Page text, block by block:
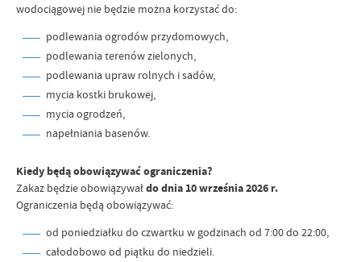
wodociągowej nie będzie można korzystać do:
podlewania ogrodów przydomowych,
podlewania terenów zielonych,
podlewania upraw rolnych i sadów,
mycia kostki brukowej,
mycia ogrodzeń,
napełniania basenów.
Kiedy będą obowiązywać ograniczenia?
Zakaz będzie obowiązywałdo dnia 10 września 2026 r.
Ograniczenia będą obowiązywać:
od poniedziałku do czwartku w godzinach od 7:00 do 22:00,
całodobowo od piątku do niedzieli.